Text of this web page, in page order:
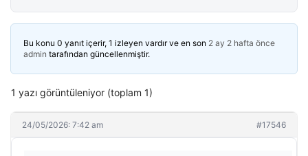
Bu konu 0 yanıt içerir, 1 izleyen vardır ve en son 2 ay 2 hafta önce
admin tarafından güncellenmiştir.
1 yazı görüntüleniyor (toplam 1)
24/05/2026: 7:42 am #17546